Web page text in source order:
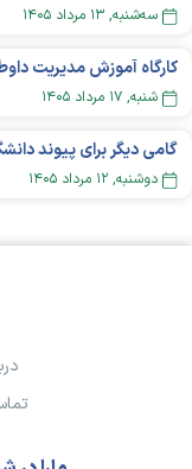
سه‌شنبه, ۱۳ مرداد ۱۴۰۵
کارگاه آموزش مدیریت
شنبه, ۱۷ مرداد ۱۴۰۵
دوشنبه, ۱۲ مرداد ۱۴۰۵